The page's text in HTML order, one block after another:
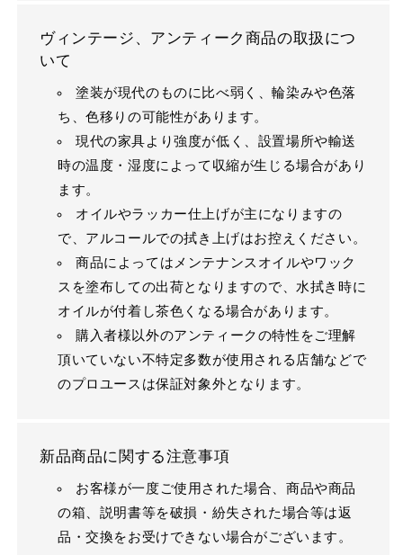
ヴィンテージ、アンティーク商品の取扱につ
いて
塗装が現代のものに比べ弱く、輪染みや色落
ち、色移りの可能性があります。
現代の家具より強度が低く、設置場所や輸送
時の温度・湿度によって収縮が生じる場合があり
ます。
オイルやラッカー仕上げが主になりますの
で、アルコールでの拭き上げはお控えください。
商品によってはメンテナンスオイルやワック
スを塗布しての出荷となりますので、水拭き時に
オイルが付着し茶色くなる場合があります。
購入者様以外のアンティークの特性をご理解
頂いていない不特定多数が使用される店舗などで
のプロユースは保証対象外となります。
新品商品に関する注意事項
お客様が一度ご使用された場合、商品や商品
の箱、説明書等を破損・紛失された場合等は返
品・交換をお受けできない場合がございます。